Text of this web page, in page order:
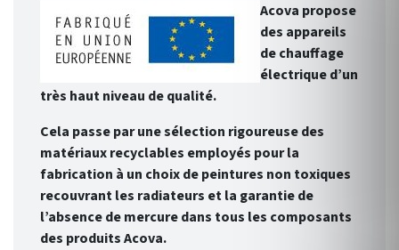
Acova propose
des appareils
de chauffage
électrique d’un
très haut niveau de qualité.
Cela passe par une sélection rigoureuse des
matériaux recyclables employés pour la
fabrication à un choix de peintures non toxiques
recouvrant les radiateurs et la garantie de
l’absence de mercure dans tous les composants
des produits Acova.